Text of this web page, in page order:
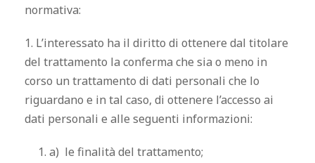
normativa:
1. L’interessato ha il diritto di ottenere dal titolare
del trattamento la conferma che sia o meno in
corso un trattamento di dati personali che lo
riguardano e in tal caso, di ottenere l’accesso ai
dati personali e alle seguenti informazioni:
a) le finalità del trattamento;